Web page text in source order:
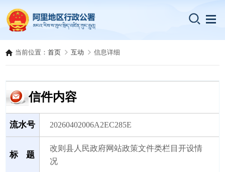
当前位置：首页 互动 信息详细
信件内容
流水号 20260402006A2EC285E
标 题
改则县人民政府网站政策文件类栏目开设情
况